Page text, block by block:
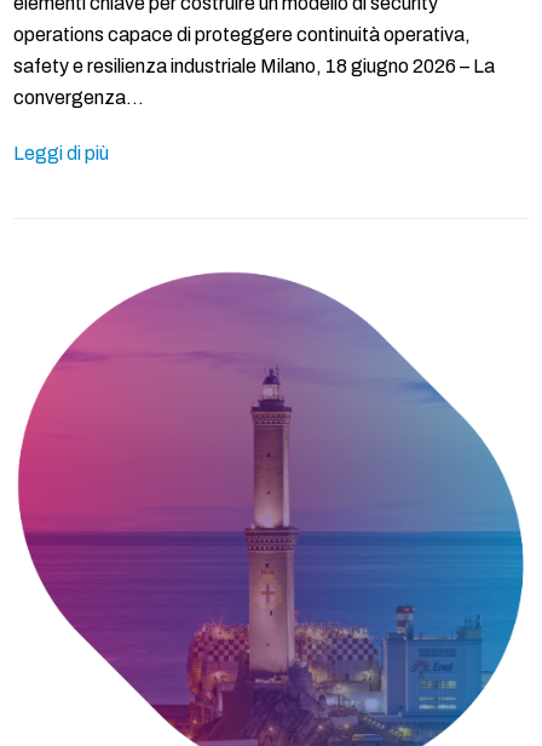
operations capace di proteggere continuità operativa,
safety e resilienza industriale Milano, 18 giugno 2026 – La
convergenza…
Leggi di più